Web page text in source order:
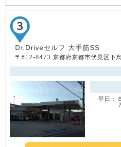
Dr.Driveセルフ 大手筋SS
〒612-8473 京都府京都市伏見区下
平日：